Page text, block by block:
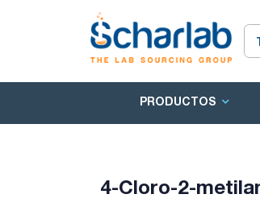
PRODUCTOS
4-Cloro-2-